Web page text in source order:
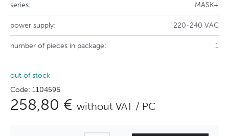
series: MASK+
power supply: 220-240 VAC
number of pieces in package: 1
out of stock
Code: 1104596
258,80 € without VAT / PC